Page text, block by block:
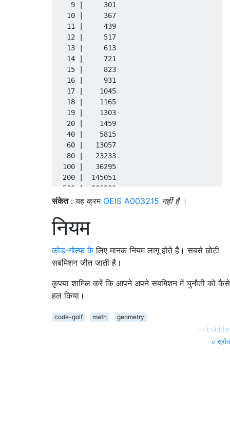
    9 |     301
   10 |     367
   11 |     439
   12 |     517
   13 |     613
   14 |     721
   15 |     823
   16 |     931
   17 |    1045
   18 |    1165
   19 |    1303
   20 |    1459
   40 |    5815
   60 |   13057
   80 |   23233
  100 |   36295
  200 |  145051
  500 |  906901
संकेत: यह क्रम OEIS A003215 नहीं है।
नियम
कोड-गोल्फ केलिए मानक नियम लागू होते हैं। सबसे छोटी
सबमिशन जीत जाती है।
कृपया शामिल करें कि आपने अपने सबमिशन में चुनौती को कैसे
हल किया।
code-golf math
geometry
bubbler
स्रोत